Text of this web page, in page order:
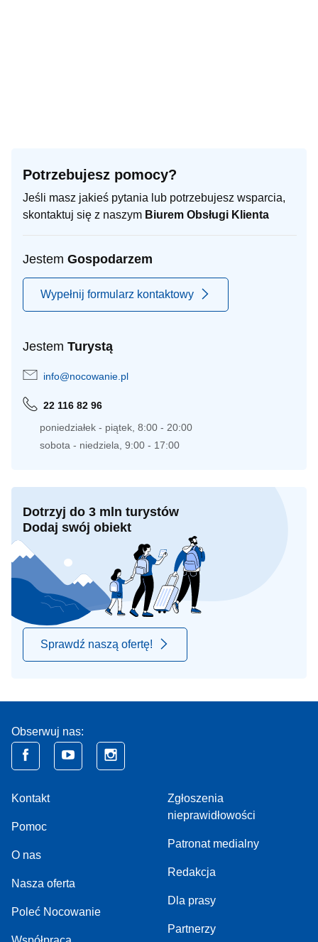
Potrzebujesz pomocy?
Jeśli masz jakieś pytania lub potrzebujesz wsparcia,
skontaktuj się z naszym Biurem Obsługi Klienta
Jestem Gospodarzem
Wypełnij formularz kontaktowy
Jestem Turystą
info@nocowanie.pl
22 116 82 96
poniedziałek - piątek, 8:00 - 20:00
sobota - niedziela, 9:00 - 17:00
Dotrzyj do 3 mln turystów
Dodaj swój obiekt
Sprawdź naszą ofertę!
Obserwuj nas:
Kontakt
Pomoc
O nas
Nasza oferta
Poleć Nocowanie
Zgłoszenia
nieprawidłowości
Patronat medialny
Redakcja
Dla prasy
Partnerzy